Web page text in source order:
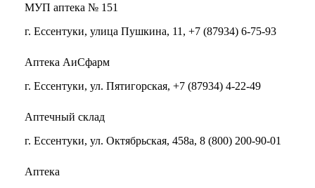
МУП аптека № 151
г. Ессентуки, улица Пушкина, 11, +7 (87934) 6-75-93
Аптека АиСфарм
г. Ессентуки, ул. Пятигорская, +7 (87934) 4-22-49
Аптечный склад
г. Ессентуки, ул. Октябрьская, 458а, 8 (800) 200-90-01
Аптека